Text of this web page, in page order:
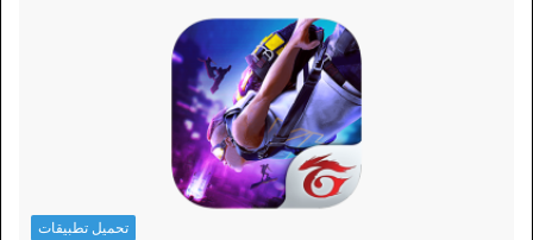
تحميل تطبيقات